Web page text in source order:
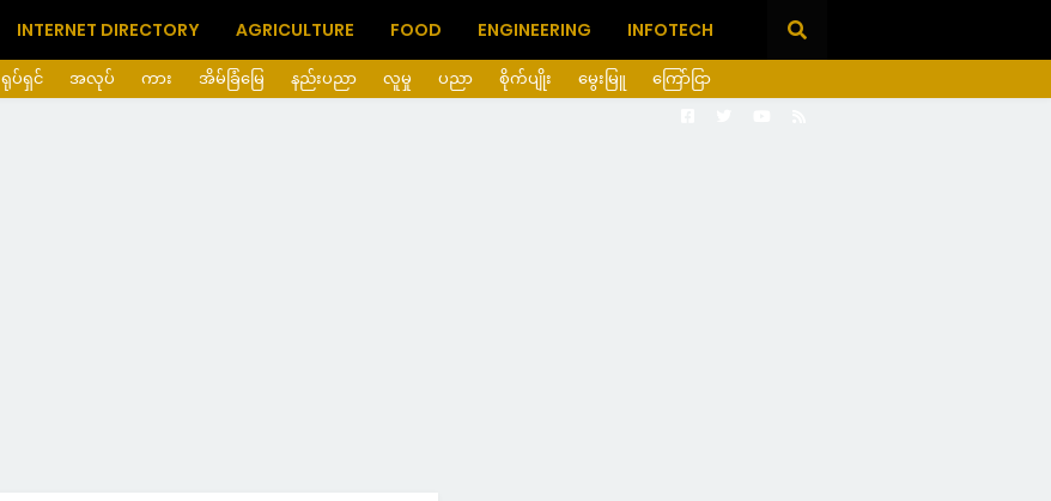
INTERNET DIRECTORY AGRICULTURE FOOD ENGINEERING INFOTECH
ရုပ်ရှင် အလုပ် ကား အိမ်ခြံမြေ နည်းပညာ လူမှု ပညာ စိုက်ပျိုး မွေးမြူ ကြော်ငြာ